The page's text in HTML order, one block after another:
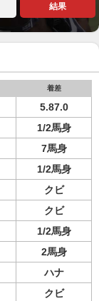
結果
着差
5.87.0
1/2馬身
7馬身
1/2馬身
クビ
クビ
1/2馬身
2馬身
ハナ
クビ